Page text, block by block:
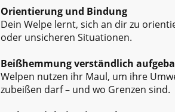
Orientierung und Bindung
Dein Welpe lernt, sich an dir zu
oder unsicheren Situationen.
Beißhemmung verständlich
Welpen nutzen ihr Maul, um ihre
zubeißen darf – und wo Grenzen sind.